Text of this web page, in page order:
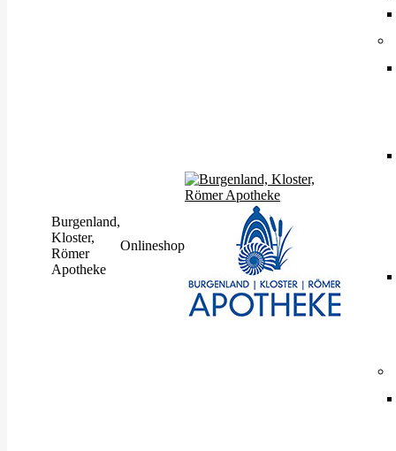
Burgenland,
Kloster,
Römer
Apotheke
Onlineshop